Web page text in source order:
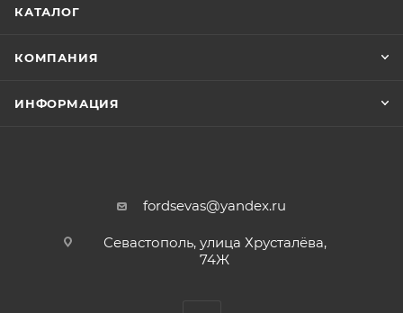
КАТАЛОГ
КОМПАНИЯ
ИНФОРМАЦИЯ
fordsevas@yandex.ru
Севастополь, улица Хрусталёва,
74Ж